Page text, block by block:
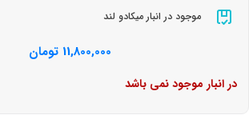
موجود در انبار میکادو لند
11,800,000 تومان
در انبار موجود نمی باشد